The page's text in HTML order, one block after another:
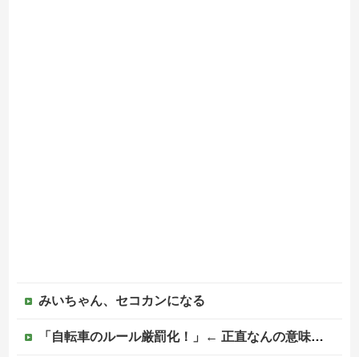
みいちゃん、セコカンになる
「自転車のルール厳罰化！」← 正直なんの意味もなかった件ｗｗｗｗｗｗｗｗ